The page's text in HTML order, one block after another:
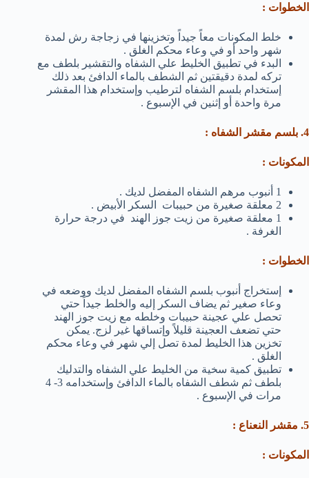
الخطوات :
خلط المكونات معاً جيداً وتخزينها في زجاجة رش لمدة
شهر واحد أو في وعاء محكم الغلق .
البدء في تطبيق الخليط علي الشفاه والتقشير بلطف مع
تركه لمدة دقيقتين ثم الشطف بالماء الدافئ بعد ذلك
إستخدام بلسم الشفاه لترطيب وإستخدام هذا المقشر
مرة واحدة أو إثنين في الإسبوع .
4. بلسم مقشر الشفاه :
المكونات :
1 أنبوب مرهم الشفاه المفضل لديك .
2 معلقة صغيرة من حبيبات السكر الأبيض .
1 معلقة صغيرة من زيت جوز الهند في درجة حرارة
الغرفة .
الخطوات :
إستخراج أنبوب بلسم الشفاه المفضل لديك ووضعه في
وعاء صغير ثم يضاف السكر إليه والخلط جيداً حتي
تحصل علي عجينة حبيبات وخلطه مع زيت جوز الهند
حتي تضعف العجينة قليلاً وإتساقها غير لزج. يمكن
تخزين هذا الخليط لمدة تصل إلي شهر في وعاء محكم
الغلق .
تطبيق كمية سخية من الخليط علي الشفاه والتدليك
بلطف ثم شطف الشفاه بالماء الدافئ وإستخدامه 3- 4
مرات في الإسبوع .
5. مقشر النعناع :
المكونات :